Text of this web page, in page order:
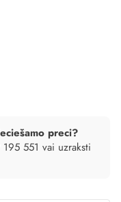
preci?
551 vai uzraksti